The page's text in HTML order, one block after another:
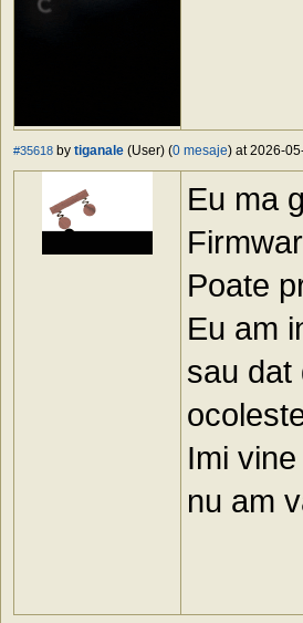
#35618 by tiganale (User) (0 mesaje) at 2026-
Eu ma
Poate
Eu am
sau dat
Imi
nu am